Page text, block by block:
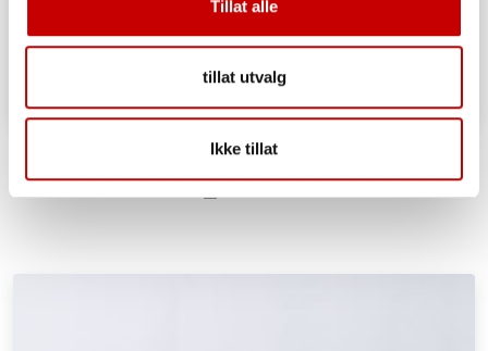
Tillat alle
tillat utvalg
Ikke tillat
Festkake